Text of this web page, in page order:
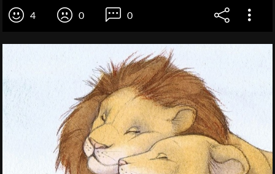
4 0 0